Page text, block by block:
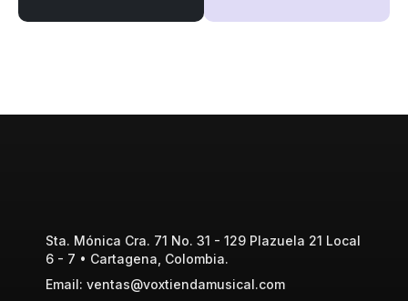
Sta. Mónica Cra. 71 No. 31 - 129 Plazuela 21 Local
6 - 7 • Cartagena, Colombia.
Email: ventas@voxtiendamusical.com